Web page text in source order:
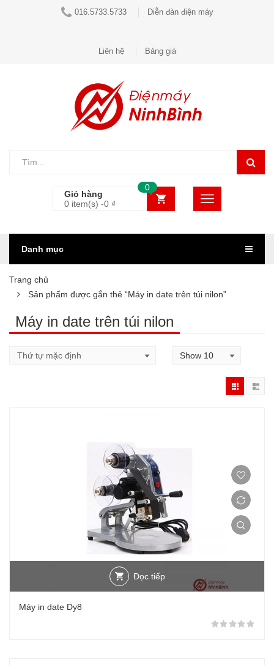
016.5733.5733 Diễn đàn điện máy
Liên hệ Bảng giá
Giỏ hàng
0 item(s) -0 ₫
0
Danh mục
Trang chủ
Sản phẩm được gắn thẻ “Máy in date trên túi nilon”
Máy in date trên túi nilon
Đọc tiếp
Máy in date Dy8